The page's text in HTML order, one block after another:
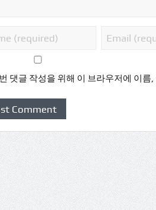
댓글 작성을 위해 이 브라우저에 이